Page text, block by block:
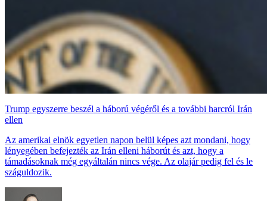
Trump egyszerre beszél a háború végéről és a további harcról Irán
ellen
Az amerikai elnök egyetlen napon belül képes azt mondani, hogy
lényegében befejezték az Irán elleni háborút és azt, hogy a
támadásoknak még egyáltalán nincs vége. Az olajár pedig fel és le
száguldozik.